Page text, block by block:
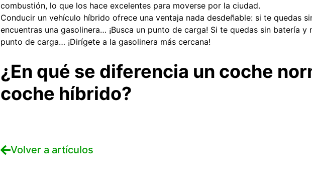
combustión, lo que los hace excelentes para moverse por la ciudad.
Conducir un vehículo híbrido ofrece una ventaja nada desdeñable: si te quedas
encuentras una gasolinera… ¡Busca un punto de carga! Si te quedas sin batería y
punto de carga… ¡Dirígete a la gasolinera más cercana!
¿En qué se diferencia un coche
coche híbrido?
Volver a artículos